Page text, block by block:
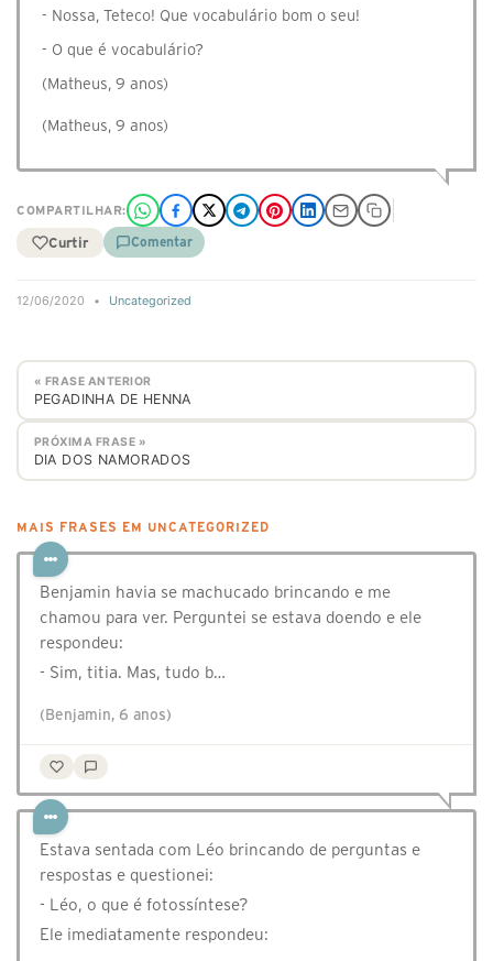
- Nossa, Teteco! Que vocabulário bom o seu!
- O que é vocabulário?
(Matheus, 9 anos)
(Matheus, 9 anos)
COMPARTILHAR:
Curtir Comentar
12/06/2020 • Uncategorized
« FRASE ANTERIOR
PEGADINHA DE HENNA
PRÓXIMA FRASE »
DIA DOS NAMORADOS
MAIS FRASES EM UNCATEGORIZED
Benjamin havia se machucado brincando e me
chamou para ver. Perguntei se estava doendo e ele
respondeu:⠀
- Sim, titia. Mas, tudo b…
(Benjamin, 6 anos)
Estava sentada com Léo brincando de perguntas e
respostas e questionei:
- Léo, o que é fotossíntese?
Ele imediatamente respondeu: